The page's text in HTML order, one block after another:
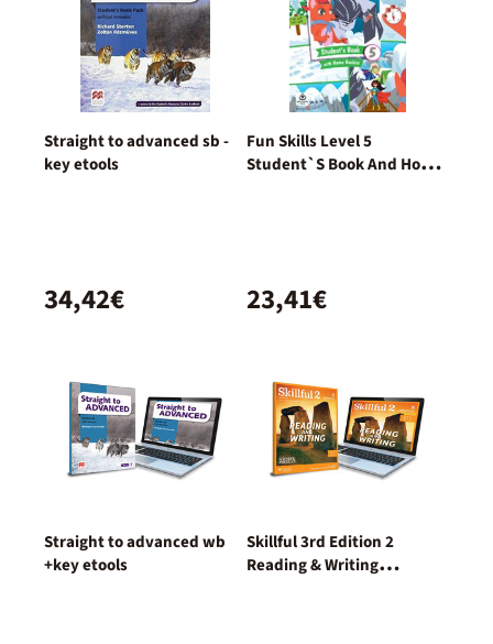
Straight to advanced sb -
key etools
34,42€
Fun Skills Level 5
Student`S Book And Home
23,41€
Straight to advanced wb
+key etools
Skillful 3rd Edition 2
Reading & Writing